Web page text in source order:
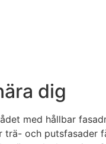
dig
med hållbar
och putsfasader